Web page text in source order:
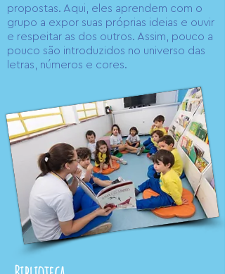
propostas. Aqui, eles aprendem com o
grupo a expor suas próprias ideias e ouvir
e respeitar as dos outros. Assim, pouco a
pouco são introduzidos no universo das
letras, números e cores.